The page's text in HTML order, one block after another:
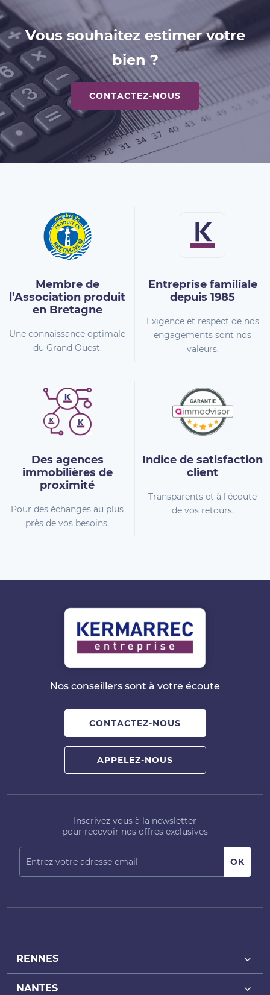
Vous souhaitez estimer votre
bien ?
CONTACTEZ-NOUS
Membre de
l’Association produit
en Bretagne
Une connaissance optimale
du Grand Ouest.
Entreprise familiale
depuis 1985
Exigence et respect de nos
engagements sont nos
valeurs.
Des agences
immobilières de
proximité
Pour des échanges au plus
près de vos besoins.
Indice de satisfaction
client
Transparents et à l'écoute
de vos retours.
Nos conseillers sont à votre écoute
CONTACTEZ-NOUS
APPELEZ-NOUS
Inscrivez vous à la newsletter
pour recevoir nos offres exclusives
RENNES
Achat bureaux Rennes
NANTES